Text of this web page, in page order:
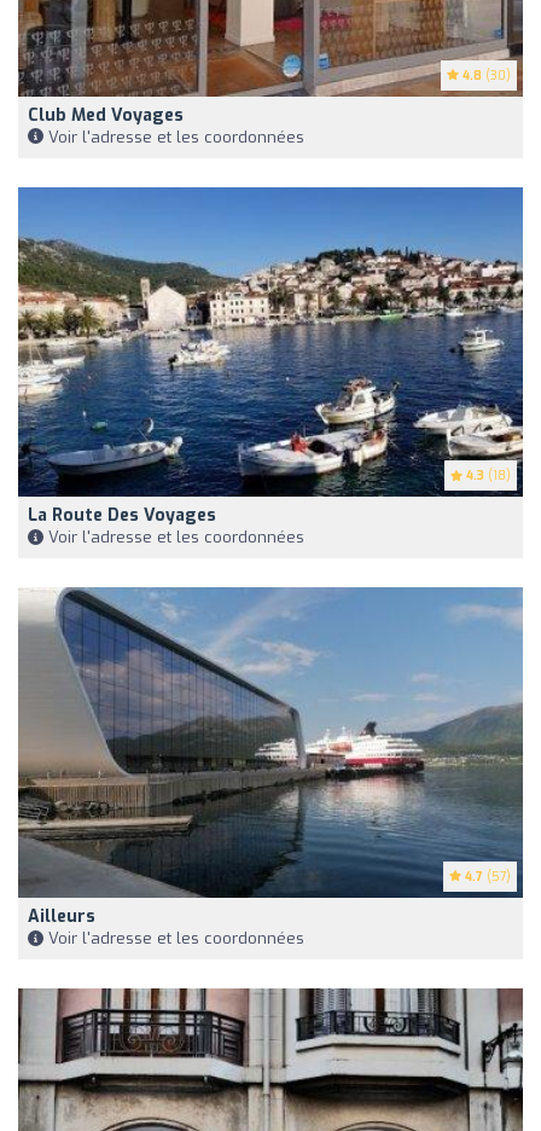
4.8 (30)
Club Med Voyages
Voir l'adresse et les coordonnées
4.3 (18)
La Route Des Voyages
Voir l'adresse et les coordonnées
4.7 (57)
Ailleurs
Voir l'adresse et les coordonnées